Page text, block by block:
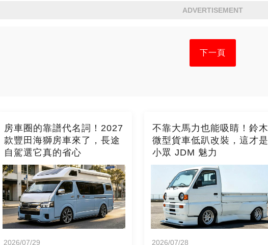
ADVERTISEMENT
下一頁
房車圈的靠譜代名詞！2027
款豐田海獅房車來了，長途
自駕選它真的省心
2026/07/29
不靠大馬力也能吸睛！鈴木
微型貨車低趴改裝，這才是
小眾 JDM 魅力
2026/07/28